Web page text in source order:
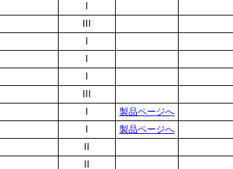
製品ページへ
製品ページへ